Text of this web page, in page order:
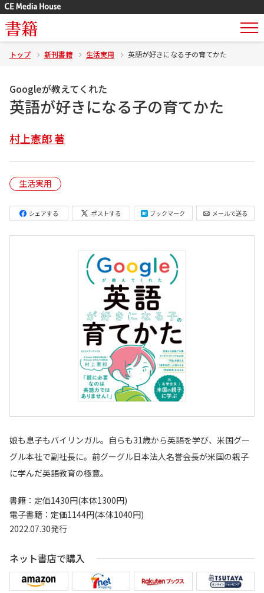
書籍
トップ 新刊書籍 生活実用 英語が好きになる子の育てかた
Googleが教えてくれた
英語が好きになる子の育てかた
村上憲郎 著
生活実用
シェアする ポストする ブックマーク メールで送る
娘も息子もバイリンガル。自らも31歳から英語を学び、米国グー
グル本社で副社長に。前グーグル日本法人名誉会長が米国の親子
に学んだ英語教育の極意。
書籍：定価1430円(本体1300円)
電子書籍：定価1144円(本体1040円)
2022.07.30発行
ネット書店で購入